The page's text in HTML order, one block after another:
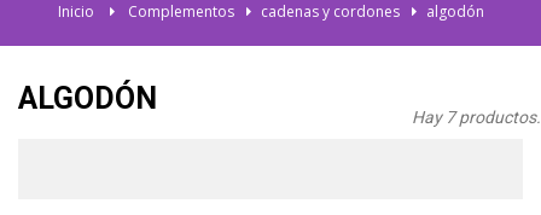
Inicio > Complementos > cadenas y cordones > algodón
ALGODÓN
Hay 7 productos.